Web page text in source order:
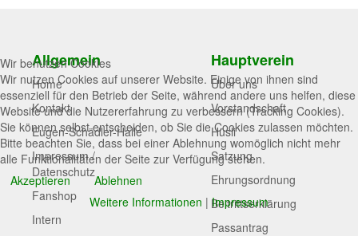
Allgemein
Home
Kontakt
Eugen-Schädler-Halle
Impressum /
Datenschutz
Fanshop
Intern
Hauptverein
Über uns
Vorstandschaft
Hüsli
Satzung
Ehrungsordnung
Beitrittserklärung
Passantrag
Wir benutzen Cookies
Wir nutzen Cookies auf unserer Website. Einige von ihnen sind
essenziell für den Betrieb der Seite, während andere uns helfen, diese
Website und die Nutzererfahrung zu verbessern (Tracking Cookies).
Sie können selbst entscheiden, ob Sie die Cookies zulassen möchten.
Bitte beachten Sie, dass bei einer Ablehnung womöglich nicht mehr
alle Funktionalitäten der Seite zur Verfügung stehen.
Akzeptieren
Ablehnen
Weitere Informationen | Impressum